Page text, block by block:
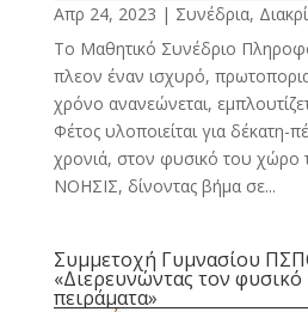
Απρ 24, 2023 | Συνέδρια,
Το Μαθητικό Συνέδριο
πλεον έναν ισχυρό,
χρόνο ανανεώνεται,
Φέτος υλοποιείται για δέκατη-
χρονιά, στον φυσικό του χώρο
ΝΟΗΣΙΣ, δίνοντας βήμα σε...
Συμμετοχή Γυμνασίου
«Διερευνώντας τον
πειράματα»